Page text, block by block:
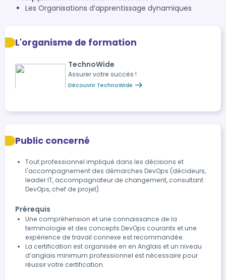
Les Organisations d’apprentissage dynamiques
L'organisme de formation
TechnoWide
Assurer votre succès !
Découvrir TechnoWide
Public concerné
Tout professionnel impliqué dans les décisions et
l'accompagnement des démarches DevOps (décideurs,
leader IT, accompagnateur de changement, consultant
DevOps, chef de projet).
Prérequis
Une compréhension et une connaissance de la
terminologie et des concepts DevOps courants et une
expérience de travail connexe est recommandée.
La certification est organisée en en Anglais et un niveau
d’anglais minimum professionnel est nécessaire pour
réussir votre certification.